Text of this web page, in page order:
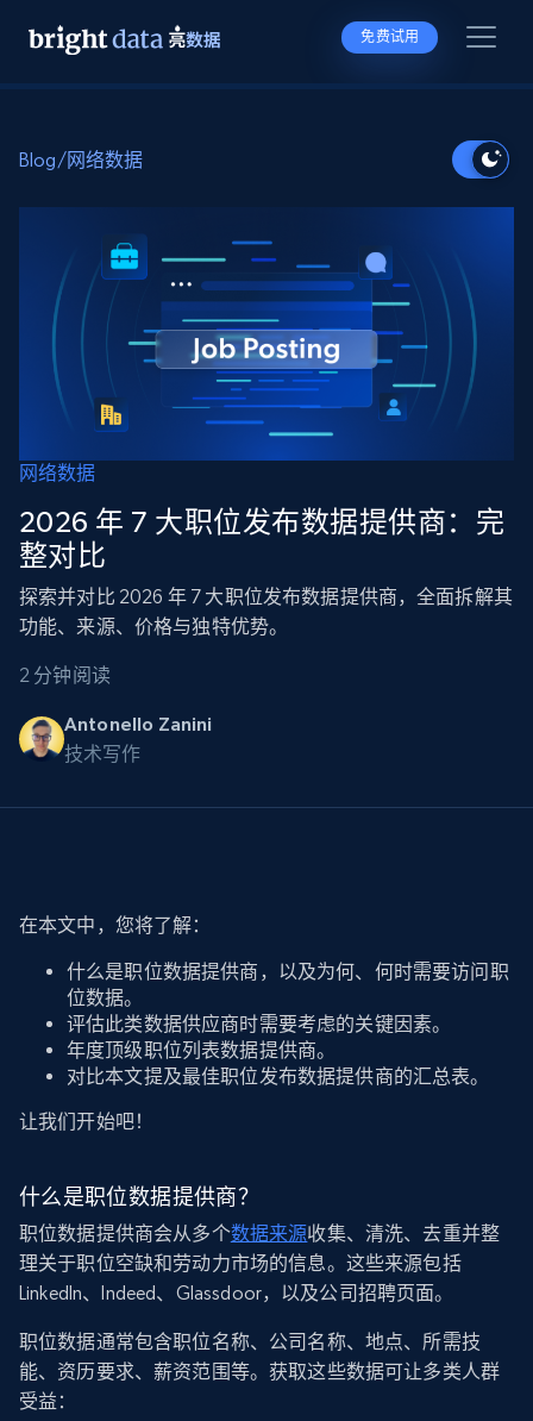
免费试用
Blog/网络数据
网络数据
2026 年 7 大职位发布数据提供商：完
整对比
探索并对比 2026 年 7 大职位发布数据提供商，全面拆解其
功能、来源、价格与独特优势。
2 分钟阅读
Antonello Zanini
技术写作
在本文中，您将了解：
什么是职位数据提供商，以及为何、何时需要访问职
位数据。
评估此类数据供应商时需要考虑的关键因素。
年度顶级职位列表数据提供商。
对比本文提及最佳职位发布数据提供商的汇总表。
让我们开始吧！
什么是职位数据提供商？
职位数据提供商会从多个数据来源收集、清洗、去重并整
理关于职位空缺和劳动力市场的信息。这些来源包括
LinkedIn、Indeed、Glassdoor，以及公司招聘页面。
职位数据通常包含职位名称、公司名称、地点、所需技
能、资历要求、薪资范围等。获取这些数据可让多类人群
受益：